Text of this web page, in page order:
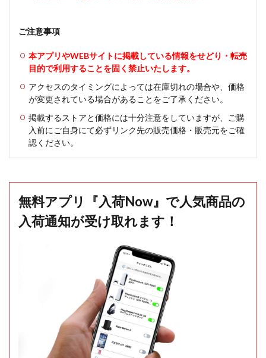
ご注意事項
本アプリやWEBサイトに掲載している情報をせどり・転売
目的で利用することを固く禁止いたします。
アクセスのタイミングによっては在庫切れの場合や、価格
が変更されている場合があることをご了承ください。
掲載するストアと価格には十分注意をしていますが、ご購
入前にご自身にて必ずリンク先の販売価格・販売元をご確
認ください。
無料アプリ『入荷Now』で人気商品の
入荷通知が受け取れます！